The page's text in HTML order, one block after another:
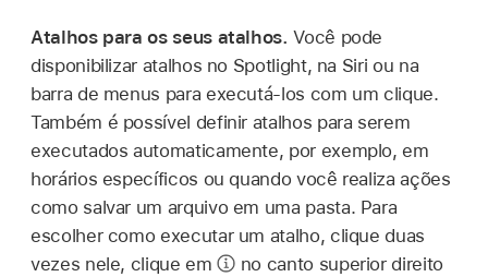
Atalhos para os seus atalhos.Você pode
disponibilizar atalhos no Spotlight, na Siri ou na
barra de menus para executá-los com um clique.
Também é possível definir atalhos para serem
executados automaticamente, por exemplo, em
horários específicos ou quando você realiza ações
como salvar um arquivo em uma pasta. Para
escolher como executar um atalho, clique duas
vezes nele, clique em
no canto superior direito